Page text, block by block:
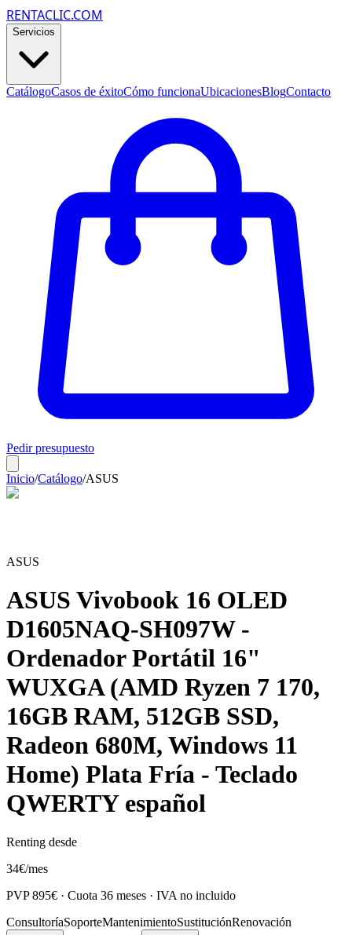
RENTACLIC.COM
Servicios
CatálogoCasos de éxitoCómo funcionaUbicacionesBlogContacto
Pedir presupuesto
Inicio/Catálogo/ASUS
ASUS
ASUS Vivobook 16 OLED
D1605NAQ-SH097W -
Ordenador Portátil 16"
WUXGA (AMD Ryzen 7 170,
16GB RAM, 512GB SSD,
Radeon 680M, Windows 11
Home) Plata Fría - Teclado
QWERTY español
Renting desde
34€/mes
PVP895€ · Cuota 36 meses · IVA no incluido
ConsultoríaSoporteMantenimientoSustituciónRenovación